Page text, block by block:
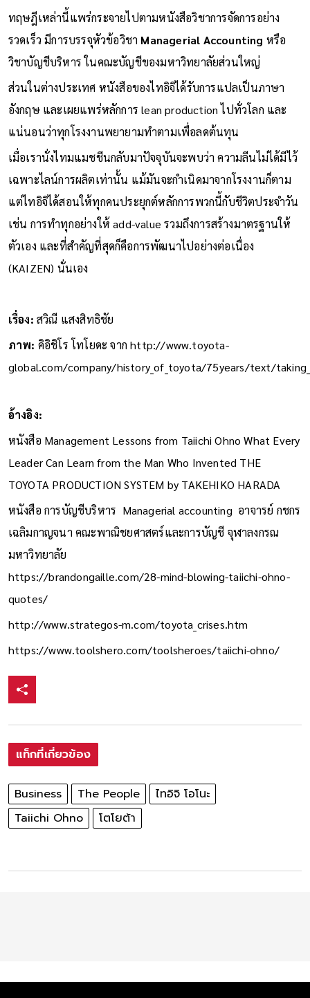
ทฤษฎีเหล่านี้แพร่กระจายไปตามหนังสือวิชาการจัดการอย่าง
รวดเร็ว มีการบรรจุหัวข้อวิชา Managerial Accounting หรือ
วิชาบัญชีบริหาร ในคณะบัญชีของมหาวิทยาลัยส่วนใหญ่
ส่วนในต่างประเทศ หนังสือของไทอิจิได้รับการแปลเป็นภาษา
อังกฤษ และเผยแพร่หลักการ lean production ไปทั่วโลก และ
แน่นอนว่าทุกโรงงานพยายามทำตามเพื่อลดต้นทุน
เมื่อเรานั่งไทมแมชชีนกลับมาปัจจุบันจะพบว่า ความลีนไม่ได้มีไว้
เฉพาะไลน์การผลิตเท่านั้น แม้มันจะกำเนิดมาจากโรงงานก็ตาม
แต่ไทอิจิได้สอนให้ทุกคนประยุกต์หลักการพวกนี้กับชีวิตประจำวัน
เช่น การทำทุกอย่างให้ add-value รวมถึงการสร้างมาตรฐานให้
ตัวเอง และที่สำคัญที่สุดก็คือการพัฒนาไปอย่างต่อเนื่อง
(KAIZEN) นั่นเอง
เรื่อง:สวิณี แสงสิทธิชัย
ภาพ: คิอิชิโร โทโยดะ จาก http://www.toyota-
global.com/company/history_of_toyota/75years/text/
อ้างอิง:
หนังสือ Management Lessons from Taiichi Ohno What Every
Leader Can Learn from the Man Who Invented THE
TOYOTA PRODUCTION SYSTEM by TAKEHIKO HARADA
หนังสือ การบัญชีบริหาร Managerial accounting อาจารย์ กชกร
เฉลิมกาญจนา คณะพาณิชยศาสตร์และการบัญชี จุฬาลงกรณ
มหาวิทยาลัย
https://brandongaille.com/28-mind-blowing-taiichi-ohno-
quotes/
http://www.strategos-m.com/toyota_crises.htm
https://www.toolshero.com/toolsheroes/taiichi-ohno/
แท็กที่เกี่ยวข้อง
Business The People
ไทอิจิ โอโนะ
Taiichi Ohno
โตโยต้า